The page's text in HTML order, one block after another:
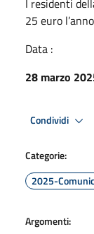
I residenti
25 euro l’anno
Data :
28 marzo
Condividi
Categorie:
2025-
Argomenti: